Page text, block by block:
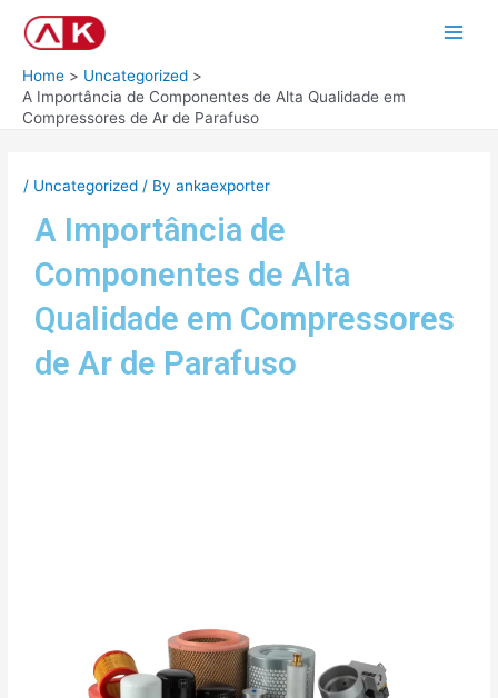
Main
Home
Uncategorized
A Importância de Componentes de Alta Qualidade em
Compressores de Ar de Parafuso
/ Uncategorized / Byankaexporter
A Importância de
Componentes de Alta
Qualidade em Compressores
de Ar de Parafuso
navigation